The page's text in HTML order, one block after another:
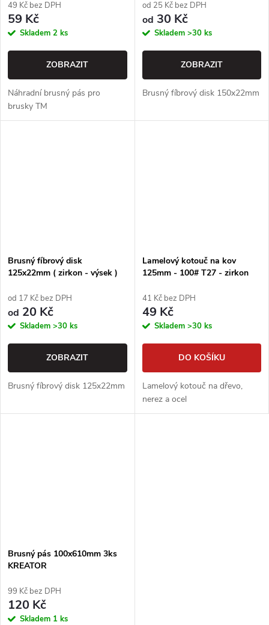
49 Kč bez DPH
59 Kč
Skladem 2 ks
ZOBRAZIT
Náhradní brusný pás pro
brusky TM
od 25 Kč bez DPH
od 30 Kč
Skladem >30 ks
ZOBRAZIT
Brusný fíbrový disk 150x22mm
Brusný fíbrový disk
125x22mm ( zirkon - výsek )
od 17 Kč bez DPH
od 20 Kč
Skladem >30 ks
ZOBRAZIT
Brusný fíbrový disk 125x22mm
Lamelový kotouč na kov
125mm - 100# T27 - zirkon
41 Kč bez DPH
49 Kč
Skladem >30 ks
DO KOŠÍKU
Lamelový kotouč na dřevo,
nerez a ocel
Brusný pás 100x610mm 3ks
KREATOR
99 Kč bez DPH
120 Kč
Skladem 1 ks